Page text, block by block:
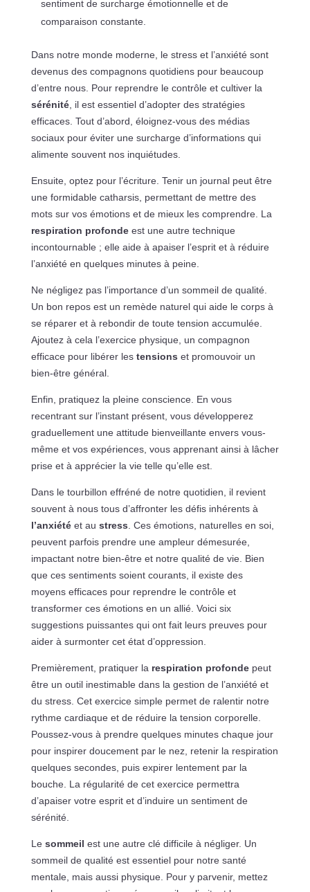
sentiment de surcharge émotionnelle et de
comparaison constante.
Dans notre monde moderne, le stress et l’anxiété sont
devenus des compagnons quotidiens pour beaucoup
d’entre nous. Pour reprendre le contrôle et cultiver la
sérénité, il est essentiel d’adopter des stratégies
efficaces. Tout d’abord, éloignez-vous des médias
sociaux pour éviter une surcharge d’informations qui
alimente souvent nos inquiétudes.
Ensuite, optez pour l’écriture. Tenir un journal peut être
une formidable catharsis, permettant de mettre des
mots sur vos émotions et de mieux les comprendre. La
respiration profondeest une autre technique
incontournable ; elle aide à apaiser l’esprit et à réduire
l’anxiété en quelques minutes à peine.
Ne négligez pas l’importance d’un sommeil de qualité.
Un bon repos est un remède naturel qui aide le corps à
se réparer et à rebondir de toute tension accumulée.
Ajoutez à cela l’exercice physique, un compagnon
efficace pour libérer les tensions et promouvoir un
bien-être général.
Enfin, pratiquez la pleine conscience. En vous
recentrant sur l’instant présent, vous développerez
graduellement une attitude bienveillante envers vous-
même et vos expériences, vous apprenant ainsi à lâcher
prise et à apprécier la vie telle qu’elle est.
Dans le tourbillon effréné de notre quotidien, il revient
souvent à nous tous d’affronter les défis inhérents à
l’anxiétéet au stress . Ces émotions, naturelles en soi,
peuvent parfois prendre une ampleur démesurée,
impactant notre bien-être et notre qualité de vie. Bien
que ces sentiments soient courants, il existe des
moyens efficaces pour reprendre le contrôle et
transformer ces émotions en un allié. Voici six
suggestions puissantes qui ont fait leurs preuves pour
aider à surmonter cet état d’oppression.
Premièrement, pratiquer la respiration profondepeut
être un outil inestimable dans la gestion de l’anxiété et
du stress. Cet exercice simple permet de ralentir notre
rythme cardiaque et de réduire la tension corporelle.
Poussez-vous à prendre quelques minutes chaque jour
pour inspirer doucement par le nez, retenir la respiration
quelques secondes, puis expirer lentement par la
bouche. La régularité de cet exercice permettra
d’apaiser votre esprit et d’induire un sentiment de
sérénité.
Le sommeil est une autre clé difficile à négliger. Un
sommeil de qualité est essentiel pour notre santé
mentale, mais aussi physique. Pour y parvenir, mettez